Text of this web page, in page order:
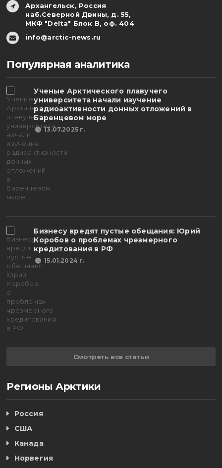
Архангельск, Россия
наб.Северной Двины, д. 55,
МКФ "Delta" Блок В, оф. 404
info@arctic-news.ru
Популярная аналитика
Ученые Арктического плавучего
университета начали изучение
радиоактивности донных отложений в
Баренцевом море
13.07.2025 г.
Бизнесу вредят пустые обещания: Юрий
Коробов о проблемах чрезмерного
кредитования в РФ
15.01.2024 г.
Смотреть все статьи
Регионы Арктики
Россия
США
Канада
Норвегия